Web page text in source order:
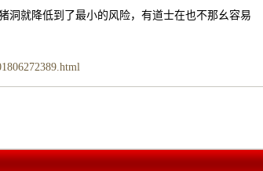
洞就降低到了最小的风险，有道士在也不那幺容易